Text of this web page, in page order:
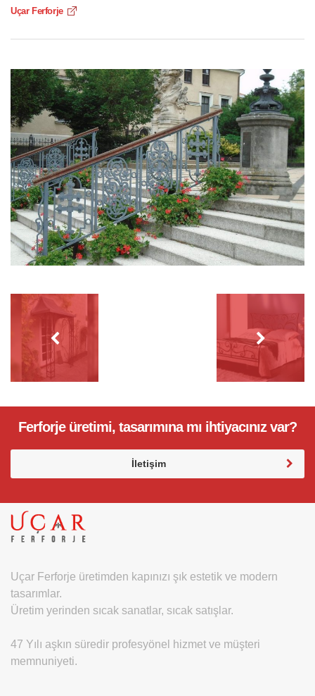
Uçar Ferforje
Ferforje üretimi, tasarımına mı ihtiyacınız var?
İletişim
Uçar Ferforje üretimden kapınızı şık estetik ve modern
tasarımlar.
Üretim yerinden sıcak sanatlar, sıcak satışlar.
47 Yılı aşkın süredir profesyönel hizmet ve müşteri
memnuniyeti.